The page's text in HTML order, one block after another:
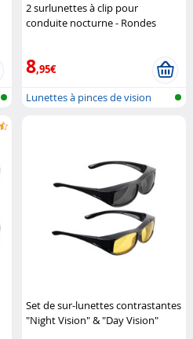
2 surlunettes à clip pour
conduite nocturne - Rondes
8,95€
Lunettes à pinces de vision
Set de sur-lunettes contrastantes
"Night Vision" & "Day Vision"